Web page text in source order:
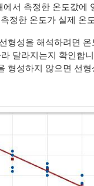
서 측정한 온도값에
정한 온도가 실제 온
형성을 해석하려면
달라지는지 확인합
형성하지 않으면 선